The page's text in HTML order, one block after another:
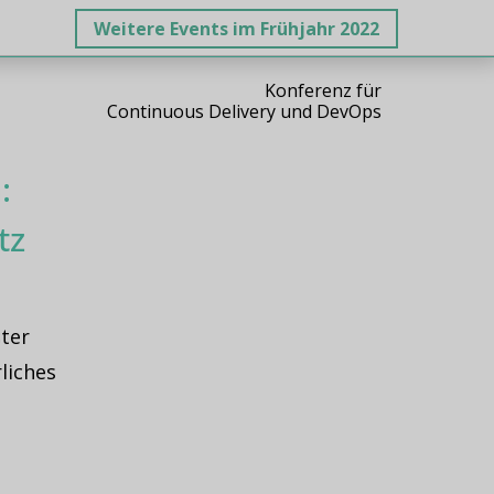
Weitere Events im Frühjahr 2022
Konferenz für
Continuous Delivery und DevOps